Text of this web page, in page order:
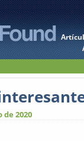
de 2020